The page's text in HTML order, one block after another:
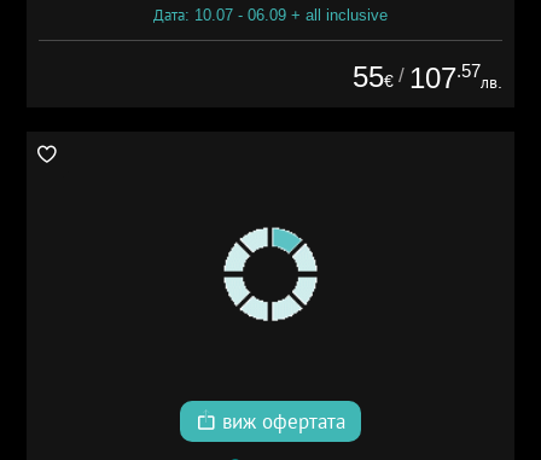
Дата: 10.07 - 06.09 + all inclusive
55€ / 107.57
лв.
виж офертата